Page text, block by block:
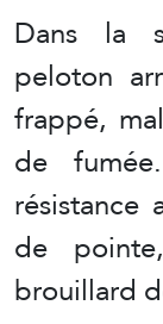
Dans la
peloton
frappé,
de
résistance
de
brouillard